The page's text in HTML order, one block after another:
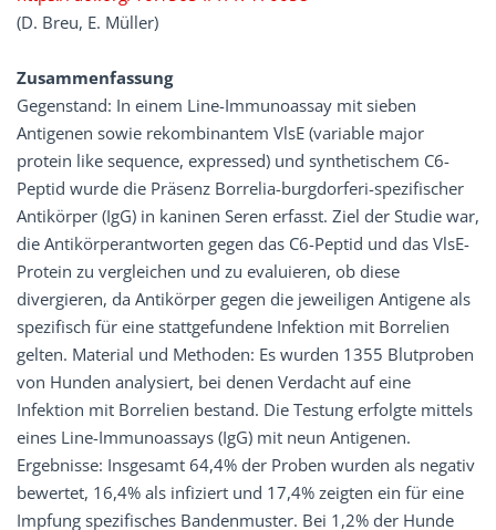
(D. Breu, E. Müller)
Zusammenfassung
Gegenstand: In einem Line-Immunoassay mit sieben
Antigenen sowie rekombinantem VlsE (variable major
protein like sequence, expressed) und synthetischem C6-
Peptid wurde die Präsenz Borrelia-burgdorferi-spezifischer
Antikörper (IgG) in kaninen Seren erfasst. Ziel der Studie war,
die Antikörperantworten gegen das C6-Peptid und das VlsE-
Protein zu vergleichen und zu evaluieren, ob diese
divergieren, da Antikörper gegen die jeweiligen Antigene als
spezifisch für eine stattgefundene Infektion mit Borrelien
gelten. Material und Methoden: Es wurden 1355 Blutproben
von Hunden analysiert, bei denen Verdacht auf eine
Infektion mit Borrelien bestand. Die Testung erfolgte mittels
eines Line-Immunoassays (IgG) mit neun Antigenen.
Ergebnisse: Insgesamt 64,4% der Proben wurden als negativ
bewertet, 16,4% als infiziert und 17,4% zeigten ein für eine
Impfung spezifisches Bandenmuster. Bei 1,2% der Hunde